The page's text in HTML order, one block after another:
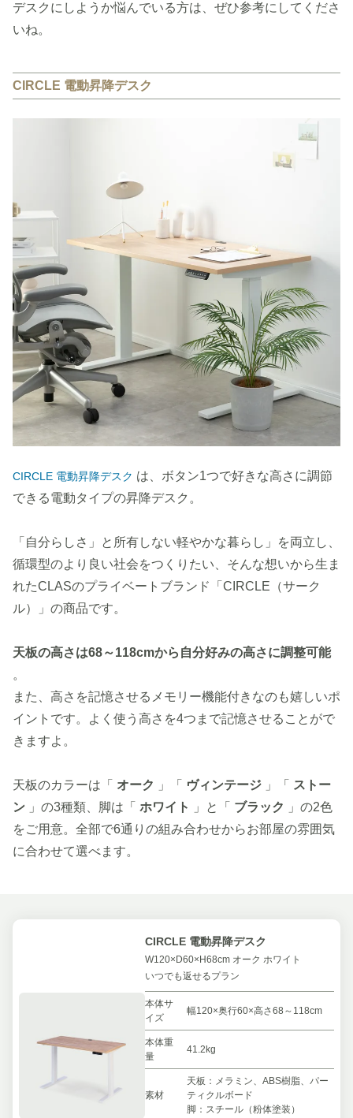
デスクにしようか悩んでいる方は、ぜひ参考にしてくださ
いね。
CIRCLE 電動昇降デスク
CIRCLE 電動昇降デスク は、ボタン1つで好きな高さに調節
できる電動タイプの昇降デスク。
「自分らしさ」と所有しない軽やかな暮らし」を両立し、
循環型のより良い社会をつくりたい、そんな想いから生ま
れたCLASのプライベートブランド「CIRCLE（サーク
ル）」の商品です。
天板の高さは68～118cmから自分好みの高さに調整可能
。
また、高さを記憶させるメモリー機能付きなのも嬉しいポ
イントです。よく使う高さを4つまで記憶させることがで
きますよ。
天板のカラーは「 オーク 」「 ヴィンテージ 」「
ストー
ン 」の3種類、脚は「 ホワイト 」と「 ブラック
」の2色
をご用意。全部で6通りの組み合わせからお部屋の雰囲気
に合わせて選べます。
CIRCLE 電動昇降デスク
W120×D60×H68cm オーク ホワイト
いつでも返せるプラン
本体サ
イズ
幅120×奥行60×高さ68～118cm
本体重
量
41.2kg
素材
天板：メラミン、ABS樹脂、パー
ティクルボード
脚：スチール（粉体塗装）